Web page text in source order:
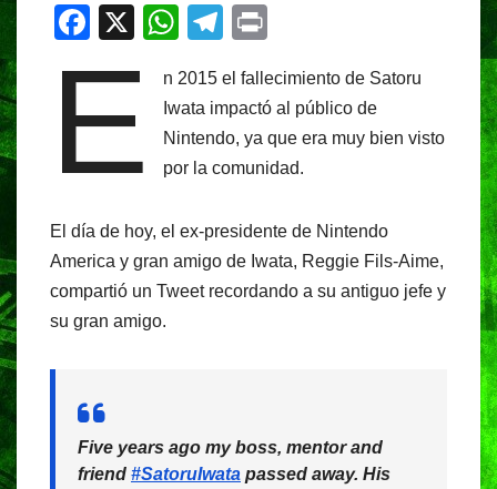
F
c
e
b
o
k
X
W
at
s
A
p
T
e
gr
a
t
E
n 2015 el fallecimiento de Satoru
Iwata impactó al público de
Nintendo, ya que era muy bien visto
por la comunidad.
El día de hoy, el ex-presidente de Nintendo
America y gran amigo de Iwata, Reggie Fils-Aime,
compartió un Tweet recordando a su antiguo jefe y
su gran amigo.
Five years ago my boss, mentor and
friend #SatoruIwata passed away. His